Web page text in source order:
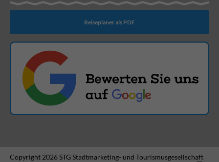
Reiseplaner als PDF
Copyright 2026 STG Stadtmarketing- und Tourismusgesellschaft